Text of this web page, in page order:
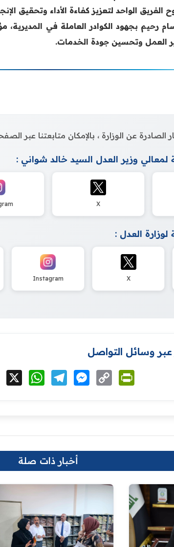
الفريق الواحد لتعزيز كفاءة الأداء وتحقيق
رحيم بجهود الكوادر العاملة في المديرية،
العمل وتحسين جودة الخدمات.
الصادرة عن الوزارة ، بالإمكان متابعتنا عبر
وزير العدل السيد خالد شواني :
X
العدل :
X
Instagram
وسائل التواصل
Facebook WhatsAppTelegramMessenger
Copy
Link
أخبار ذات صلة